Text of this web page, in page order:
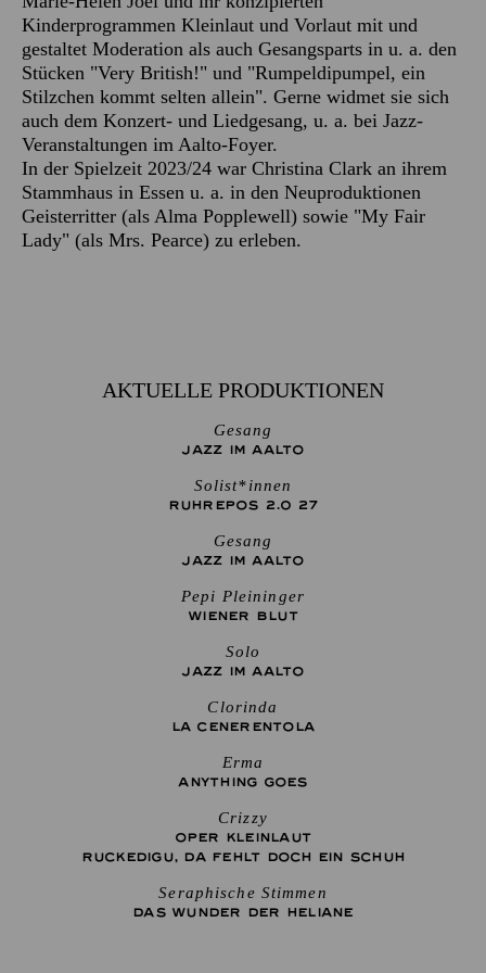
Kinderprogrammen Kleinlaut und Vorlaut mit und
gestaltet Moderation als auch Gesangsparts in u. a. den
Stücken "Very British!" und "Rumpeldipumpel, ein
Stilzchen kommt selten allein". Gerne widmet sie sich
auch dem Konzert- und Liedgesang, u. a. bei Jazz-
Veranstaltungen im Aalto-Foyer.
In der Spielzeit 2023/24 war Christina Clark an ihrem
Stammhaus in Essen u. a. in den Neuproduktionen
Geisterritter (als Alma Popplewell) sowie "My Fair
Lady" (als Mrs. Pearce) zu erleben.
AKTUELLE PRODUKTIONEN
Gesang
JAZZ IM AALTO
Solist*innen
RUHREPOS 2.0 27
Gesang
JAZZ IM AALTO
Pepi Pleininger
WIENER BLUT
Solo
JAZZ IM AALTO
Clorinda
LA CENE­RENTOLA
Erma
ANYTHING GOES
Crizzy
OPER KLEINLAUT
RUCKEDIGU, DA FEHLT DOCH EIN SCHUH
Seraphische Stimmen
DAS WUNDER DER HELIANE